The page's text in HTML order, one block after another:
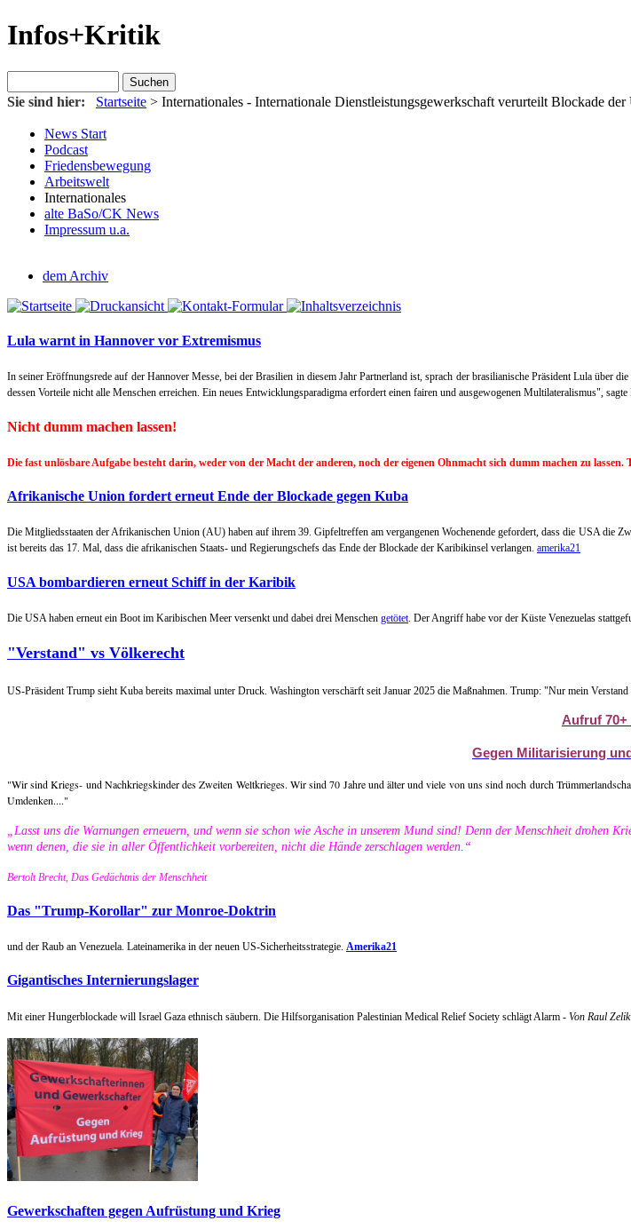
Infos+Kritik
Sie sind hier: Startseite > Internationales - Internationale Dienstleistungsgewerkschaft verurteilt Blockade
News Start
Podcast
Friedensbewegung
Arbeitswelt
Internationales
alte BaSo/CK News
Impressum u.a.
dem Archiv
Lula warnt in Hannover vor Extremismus
In seiner Eröffnungsrede auf der Hannover Messe, bei der Brasilien in diesem Jahr Partnerland ist, sprach der brasilianische Präsident Lula über
dessen Vorteile nicht alle Menschen erreichen. Ein neues Entwicklungsparadigma erfordert einen fairen und ausgewogenen Multilateralismus", sagte
Nicht dumm machen lassen!
Die fast unlösbare Aufgabe besteht darin, weder von der Macht der anderen, noch der eigenen Ohnmacht sich dumm machen zu lassen.
Afrikanische Union fordert erneut Ende der Blockade gegen Kuba
Die Mitgliedsstaaten der Afrikanischen Union (AU) haben auf ihrem 39. Gipfeltreffen am vergangenen Wochenende gefordert, dass die USA die
ist bereits das 17. Mal, dass die afrikanischen Staats- und Regierungschefs das Ende der Blockade der Karibikinsel verlangen. amerika21
USA bombardieren erneut Schiff in der Karibik
Die USA haben erneut ein Boot im Karibischen Meer versenkt und dabei drei Menschen getötet. Der Angriff habe vor der Küste Venezuelas
"Verstand" vs Völkerecht
US-Präsident Trump sieht Kuba bereits maximal unter Druck. Washington verschärft seit Januar 2025 die Maßnahmen. Trump: "Nur mein
Aufruf 70+
Gegen Militarisierung
"Wir sind Kriegs- und Nachkriegskinder des Zweiten Weltkrieges. Wir sind 70 Jahre und älter und viele von uns sind noch durch
Umdenken...."
„Lasst uns die Warnungen erneuern, und wenn sie schon wie Asche in unserem Mund sind! Denn der Menschheit drohen
wenn denen, die sie in aller Öffentlichkeit vorbereiten, nicht die Hände zerschlagen werden.“
Bertolt Brecht, Das Gedächtnis der Menschheit
Das "Trump-Korollar" zur Monroe-Doktrin
und der Raub an Venezuela. Lateinamerika in der neuen US-Sicherheitsstrategie. Amerika21
Gigantisches Internierungslager
Mit einer Hungerblockade will Israel Gaza ethnisch säubern. Die Hilfsorganisation Palestinian Medical Relief Society schlägt Alarm - Von Raul Zelik
Gewerkschaften gegen Aufrüstung und Krieg